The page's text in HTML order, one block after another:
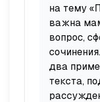
на тему
важна
вопрос,
два
текста,